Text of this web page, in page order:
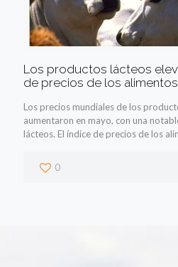
Los productos lácteos
de precios de los alimentos
Los precios mundiales de los
aumentaron en mayo, con una
lácteos. El índice de precios de los
0